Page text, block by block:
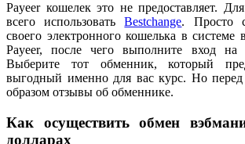
Payeer кошелек это не предоставляет.
всего использоватьBestchange. Просто
своего электронного кошелька в системе
Payeer, после чего выполните вход на
Выберите тот обменник, который
выгодный именно для вас курс. Но
образом отзывы об обменнике.
Как осуществить обмен
долларах